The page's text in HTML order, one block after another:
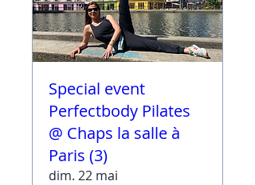
Special event
Perfectbody Pilates
@ Chaps la salle à
Paris (3)
dim. 22 mai